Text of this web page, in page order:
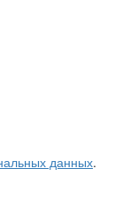
данных.